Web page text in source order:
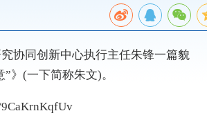
同创新中心执行主任朱锋一篇貌
》(一下简称朱文)。